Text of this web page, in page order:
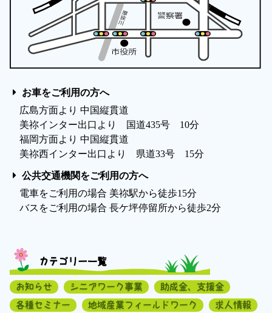
お車をご利用の方へ
広島方面より 中国縦貫道
美祢インター出口より 国道435号 10分
福岡方面より 中国縦貫道
美祢西インター出口より 県道33号 15分
公共交通機関をご利用の方へ
電車をご利用の場合 美祢駅から徒歩15分
バスをご利用の場合 長ケ坪停留所から徒歩2分
カテゴリー一覧
お知らせ シニアワーク事業
助成金、支援金
各種セミナー
地域産業フィールドワーク
求人情報